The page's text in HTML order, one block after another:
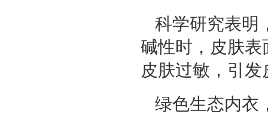
科学研究表明
碱性时，皮肤
皮肤过敏，引
绿色生态内衣